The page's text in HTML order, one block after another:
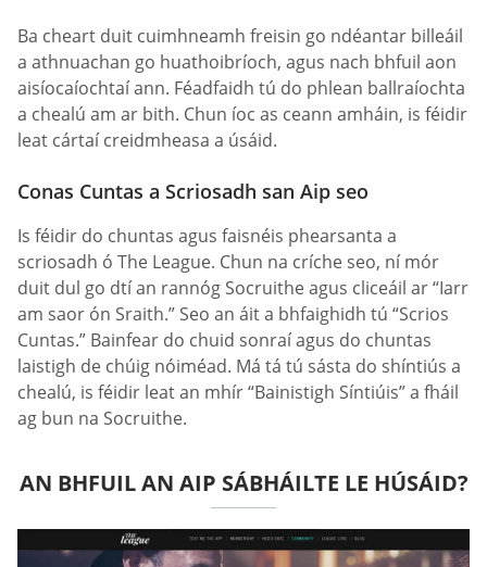
Ba cheart duit cuimhneamh freisin go ndéantar billeáil
a athnuachan go huathoibríoch, agus nach bhfuil aon
aisíocaíochtaí ann. Féadfaidh tú do phlean ballraíochta
a chealú am ar bith. Chun íoc as ceann amháin, is féidir
leat cártaí creidmheasa a úsáid.
Conas Cuntas a Scriosadh san Aip seo
Is féidir do chuntas agus faisnéis phearsanta a
scriosadh ó The League. Chun na críche seo, ní mór
duit dul go dtí an rannóg Socruithe agus cliceáil ar “Iarr
am saor ón Sraith.” Seo an áit a bhfaighidh tú “Scrios
Cuntas.” Bainfear do chuid sonraí agus do chuntas
laistigh de chúig nóiméad. Má tá tú sásta do shíntiús a
chealú, is féidir leat an mhír “Bainistigh Síntiúis” a fháil
ag bun na Socruithe.
AN BHFUIL AN AIP SÁBHÁILTE LE HÚSÁID?